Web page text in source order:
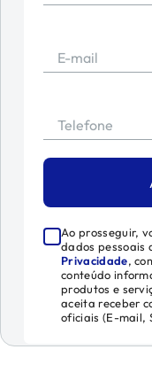
E-mail
Telefone
Ao prosseguir,
dados pessoais
Privacidade,
conteúdo
produtos e
aceita receber
oficiais (E-mail,